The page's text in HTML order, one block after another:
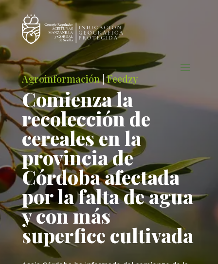
Agroinformación|Feedzy
Comienza la
recolección de
cereales en la
provincia de
Córdoba afectada
por la falta de agua
y con más
superfice cultivada